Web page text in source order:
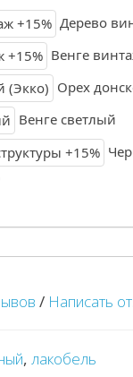
Дерево
Венге
Орех
Венге светлый
/ Написать
, лакобель